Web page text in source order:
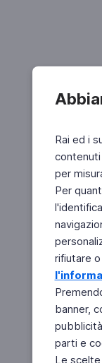
Rai ed i
per
Per
rifiutare
banner,
parti e
Le